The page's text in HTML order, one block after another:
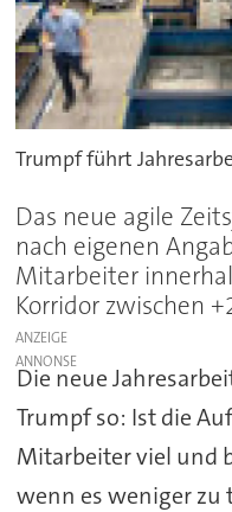
Trumpf führt
Das neue agile
nach eigenen
Mitarbeiter
Korridor zwischen
ANZEIGE
Die neue
Trumpf so: Ist die
Mitarbeiter viel und
wenn es weniger zu